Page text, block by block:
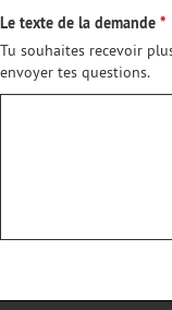
Le texte de la demande
Tu souhaites recevoir
envoyer tes questions.